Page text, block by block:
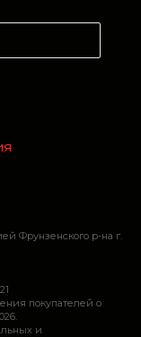
Фрунзенского р-на г.
покупателей о
и